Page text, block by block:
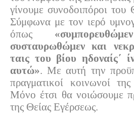
γίνουμε συνοδοιπόροι
Σύμφωνα με τον ιερό
όπως
συσταυρωθώμεν και
ταις του βίου ηδοναίς΄
αυτώ». Με αυτή την
πραγματικοί κοινωνοί
Μόνο έτσι θα νοιώσουμε
της Θείας Εγέρσεως.